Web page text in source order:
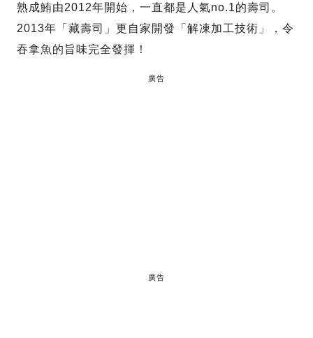
熟成鮪由2012年開始，一直都是人氣no.1的壽司。
2013年「藏壽司」更自家開發「解凍加工技術」，令
吞拿魚的旨味完全發揮！
廣告
廣告